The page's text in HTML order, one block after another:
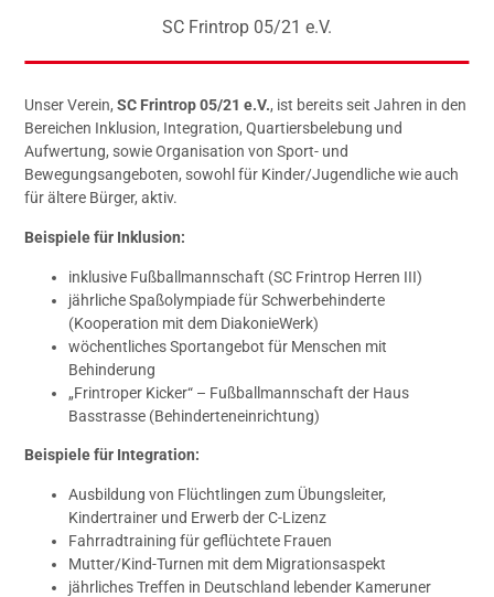
SC Frintrop 05/21 e.V.
Unser Verein,SC Frintrop 05/21 e.V., ist bereits seit Jahren in den
Bereichen Inklusion, Integration, Quartiersbelebung und
Aufwertung, sowie Organisation von Sport- und
Bewegungsangeboten, sowohl für Kinder/Jugendliche wie auch
für ältere Bürger, aktiv.
Beispiele für Inklusion:
inklusive Fußballmannschaft (SC Frintrop Herren III)
jährliche Spaßolympiade für Schwerbehinderte
(Kooperation mit dem DiakonieWerk)
wöchentliches Sportangebot für Menschen mit
Behinderung
„Frintroper Kicker“ – Fußballmannschaft der Haus
Basstrasse (Behinderteneinrichtung)
Beispiele für Integration:
Ausbildung von Flüchtlingen zum Übungsleiter,
Kindertrainer und Erwerb der C-Lizenz
Fahrradtraining für geflüchtete Frauen
Mutter/Kind-Turnen mit dem Migrationsaspekt
jährliches Treffen in Deutschland lebender Kameruner